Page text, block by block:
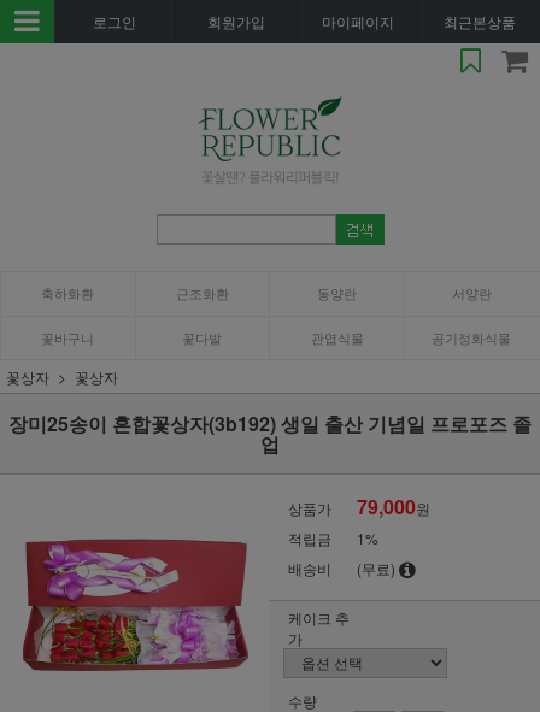
로그인 회원가입 마이페이지 최근본상품
축하화환 근조화환 동양란 서양란
꽃바구니 꽃다발 관엽식물 공기정화식물
꽃상자 꽃상자
장미25송이 혼합꽃상자(3b192) 생일 출산 기념일 프로포즈 졸
업
상품가 79,000원
적립금
1%
배송비
(무료)
케이크 추
가
수량